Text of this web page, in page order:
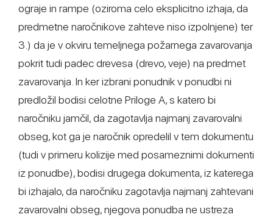
ograje in rampe (oziroma celo eksplicitno izhaja, da
predmetne naročnikove zahteve niso izpolnjene) ter
3.) da je v okviru temeljnega požarnega zavarovanja
pokrit tudi padec drevesa (drevo, veje) na predmet
zavarovanja. In ker izbrani ponudnik v ponudbi ni
predložil bodisi celotne Priloge A, s katero bi
naročniku jamčil, da zagotavlja najmanj zavarovalni
obseg, kot ga je naročnik opredelil v tem dokumentu
(tudi v primeru kolizije med posameznimi dokumenti
iz ponudbe), bodisi drugega dokumenta, iz katerega
bi izhajalo, da naročniku zagotavlja najmanj zahtevani
zavarovalni obseg, njegova ponudba ne ustreza